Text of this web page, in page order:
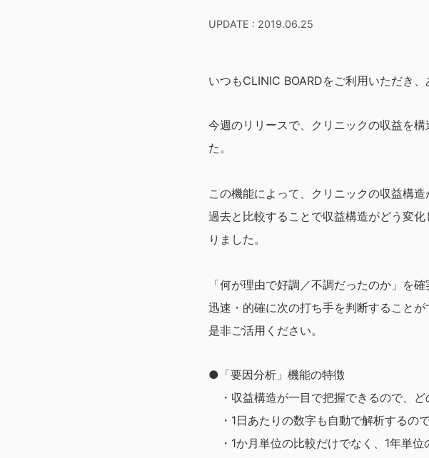
UPDATE : 2019.06.25
いつもCLINIC BOARDをご利用いただき、
今週のリリースで、クリニックの収益を
た。
この機能によって、クリニックの収益構
過去と比較することで収益構造がどう変
りました。
「何が理由で好調／不調だったのか」を
迅速・的確に次の打ち手を判断することが
是非ご活用ください。
●「要因分析」機能の特徴
・収益構造が一目で把握できるので、
・1日あたりの数字も自動で解析するの
・1か月単位の比較だけでなく、1年単